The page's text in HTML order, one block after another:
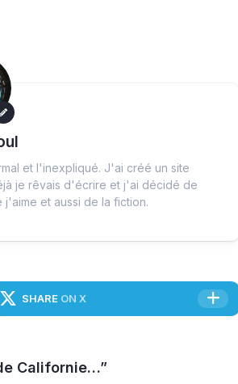
et l'inexpliqué. J'ai créé un site
je rêvais d'écrire et j'ai décidé de
et aussi de la fiction.
SHARE ON X
Californie…”